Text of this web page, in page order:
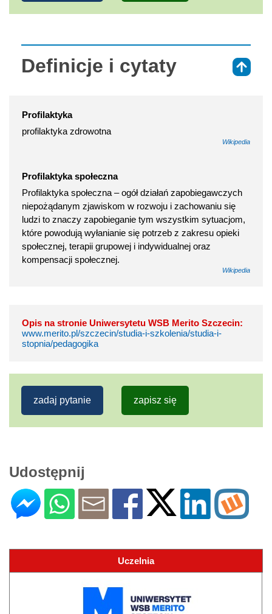
Definicje i cytaty
Profilaktyka
profilaktyka zdrowotna
Wikipedia
Profilaktyka społeczna
Profilaktyka społeczna – ogół działań zapobiegawczych
niepożądanym zjawiskom w rozwoju i zachowaniu się
ludzi to znaczy zapobieganie tym wszystkim sytuacjom,
które powodują wyłanianie się potrzeb z zakresu opieki
społecznej, terapii grupowej i indywidualnej oraz
kompensacji społecznej.
Wikipedia
Opis na stronie Uniwersytetu WSB Merito Szczecin:
www.merito.pl/szczecin/studia-i-szkolenia/studia-i-
stopnia/pedagogika
zadaj pytanie zapisz się
Udostępnij
Uczelnia